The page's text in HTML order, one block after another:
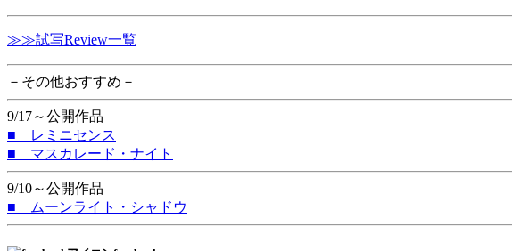
≫≫試写Review一覧
－その他おすすめ－
9/17～公開作品
■ レミニセンス
■ マスカレード・ナイト
9/10～公開作品
■ ムーンライト・シャドウ